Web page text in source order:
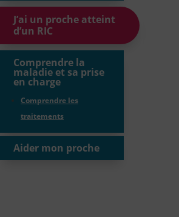
J’ai un proche atteint
d’un RIC
Comprendre la
maladie et sa prise
en charge
Comprendre les
traitements
Aider mon proche